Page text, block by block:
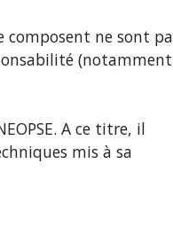
composent ne sont
(notamment
A ce titre, il
mis à sa